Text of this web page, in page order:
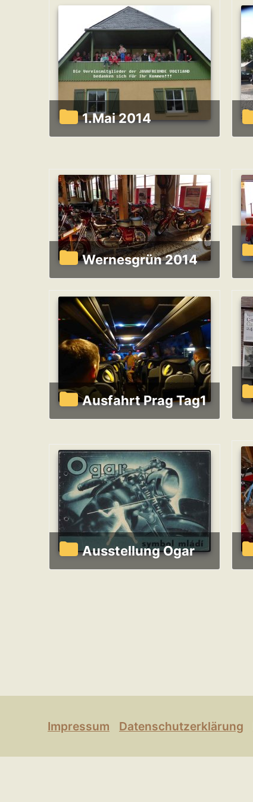
1.Mai 2014
Wernesgrün 2014
Ausfahrt Prag Tag1
Ausstellung Ogar
Impressum Datenschutzerklärung